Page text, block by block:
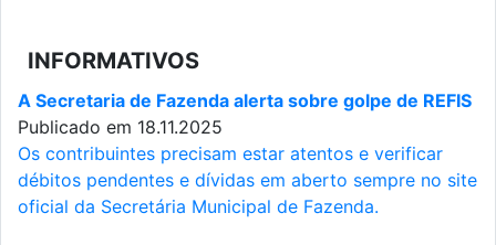
INFORMATIVOS
A Secretaria de Fazenda alerta sobre golpe de REFIS
Publicado em 18.11.2025
Os contribuintes precisam estar atentos e verificar
débitos pendentes e dívidas em aberto sempre no site
oficial da Secretária Municipal de Fazenda.